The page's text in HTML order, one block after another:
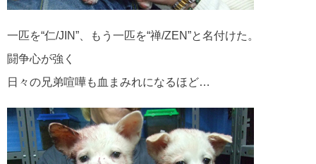
一匹を“仁/JIN”、もう一匹を“禅/ZEN”と名付けた。
闘争心が強く
日々の兄弟喧嘩も血まみれになるほど…